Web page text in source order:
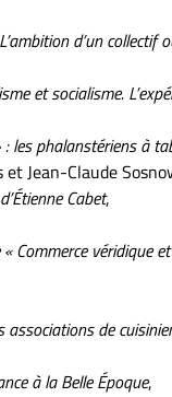
d’un collectif
et socialisme.
les phalanstériens à
Jean-Claude
Cabet,
Commerce véridique
de
à la Belle Époque,